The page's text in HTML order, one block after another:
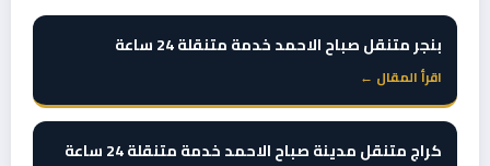
بنجر متنقل صباح الاحمد خدمة متنقلة 24 ساعة
اقرأ المقال ←
كراج متنقل مدينة صباح الاحمد خدمة متنقلة 24 ساعة